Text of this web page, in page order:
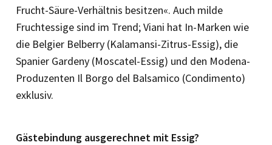
Frucht-Säure-Verhältnis besitzen«. Auch milde
Fruchtessige sind im Trend; Viani hat In-Marken wie
die Belgier Belberry (Kalamansi-Zitrus-Essig), die
Spanier Gardeny (Moscatel-Essig) und den Modena-
Produzenten Il Borgo del Balsamico (Condimento)
exklusiv.
Gästebindung ausgerechnet mit Essig?